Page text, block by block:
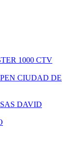
1000 CTV
CIUDAD DE
DAVID